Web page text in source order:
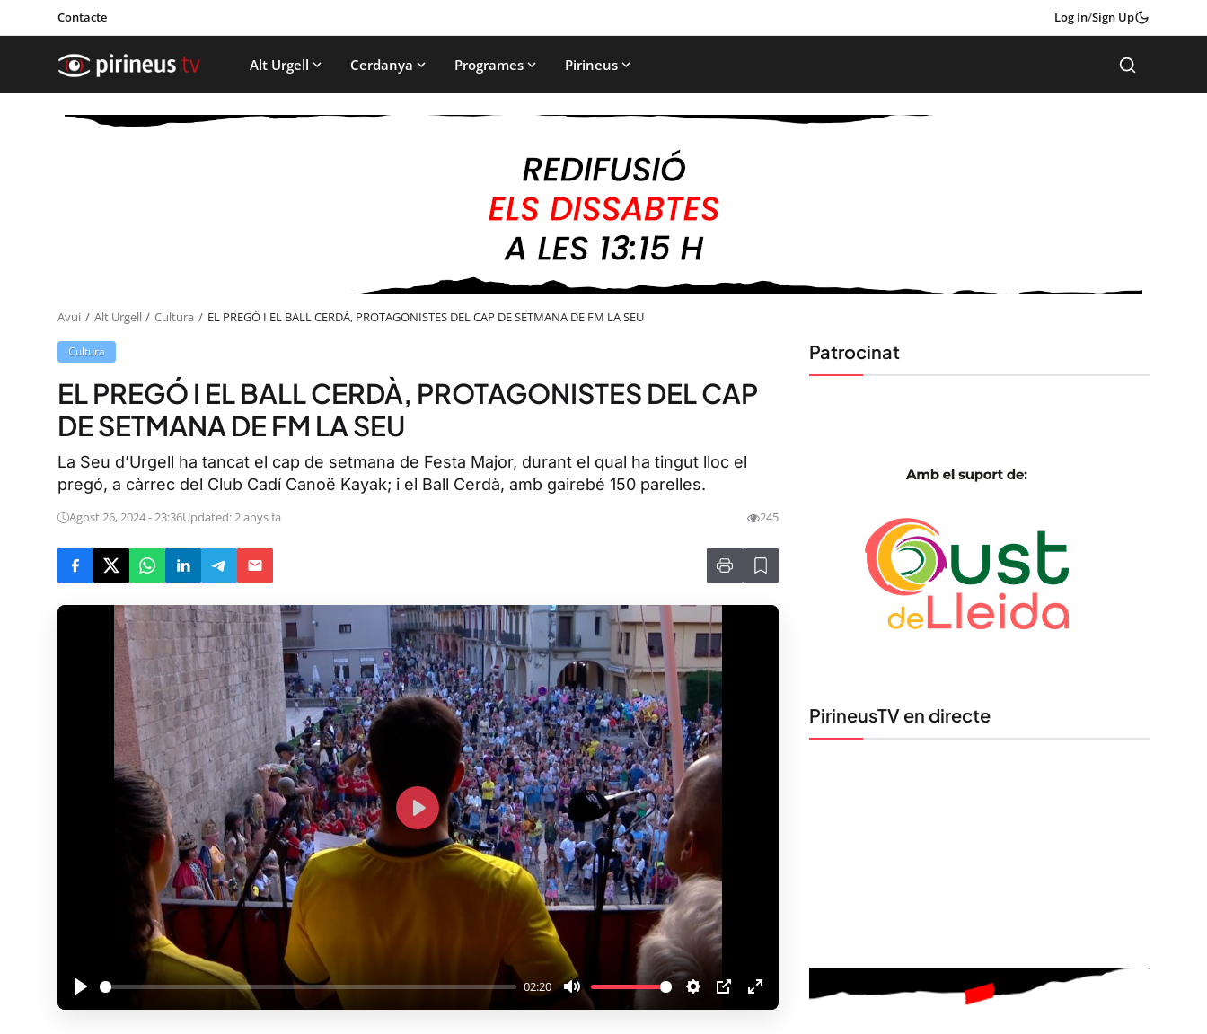
Contacte Log In/Sign Up
Alt Urgell Cerdanya Programes Pirineus
Avui Alt Urgell Cultura EL PREGÓ I EL BALL CERDÀ, PROTAGONISTES DEL CAP DE SETMANA DE FM LA SEU
Cultura
EL PREGÓ I EL BALL CERDÀ, PROTAGONISTES DEL CAP
DE SETMANA DE FM LA SEU
La Seu d’Urgell ha tancat el cap de setmana de Festa Major, durant el qual ha tingut lloc el
pregó, a càrrec del Club Cadí Canoë Kayak; i el Ball Cerdà, amb gairebé 150 parelles.
Agost 26, 2024 - 23:36Updated: 2 anys fa 245
P
02:20
M
S
P
E
P
l
Patrocinat
PirineusTV en directe